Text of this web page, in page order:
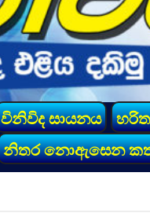
විනිවිද සායනය
නිතර නොඇසෙන